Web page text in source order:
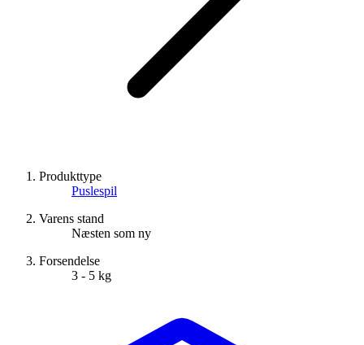
Produkttype
Puslespil
Varens stand
Næsten som ny
Forsendelse
3 - 5 kg